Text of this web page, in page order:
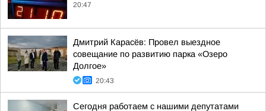
20:47
Дмитрий Карасёв: Провел выездное
совещание по развитию парка «Озеро
Долгое»
20:43
Сегодня работаем с нашими депутатами